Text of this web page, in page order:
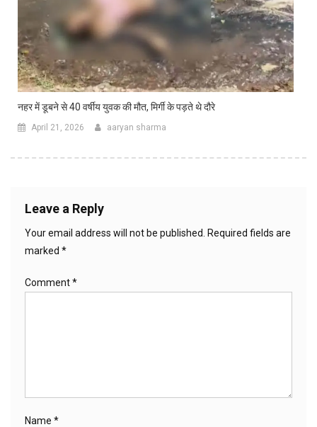
नहर में डूबने से 40 वर्षीय युवक की मौत, मिर्गी के पड़ते थे दौरे
April 21, 2026 aaryan sharma
Leave a Reply
Your email address will not be published. Required fields are
marked *
Comment*
Name *